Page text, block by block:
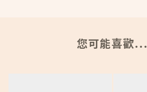
您可能喜歡...